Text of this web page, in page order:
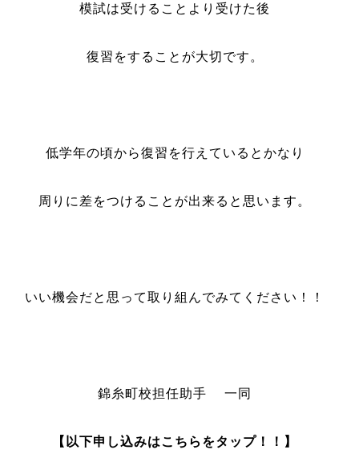
模試は受けることより受けた後
復習をすることが大切です。
低学年の頃から復習を行えているとかなり
周りに差をつけることが出来ると思います。
いい機会だと思って取り組んでみてください！！
錦糸町校担任助手 一同
【以下申し込みはこちらをタップ！！】